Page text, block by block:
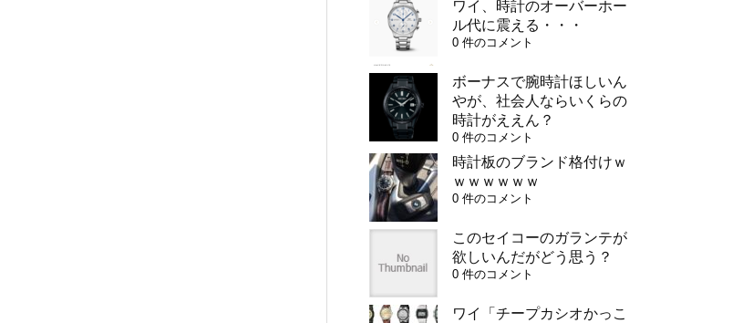
ワイ、時計のオーバーホー
ル代に震える・・・
0 件のコメント
ボーナスで腕時計ほしいん
やが、社会人ならいくらの
時計がええん？
0 件のコメント
時計板のブランド格付けｗ
ｗｗｗｗｗｗ
0 件のコメント
このセイコーのガランテが
欲しいんだがどう思う？
0 件のコメント
ワイ「チープカシオかっこ